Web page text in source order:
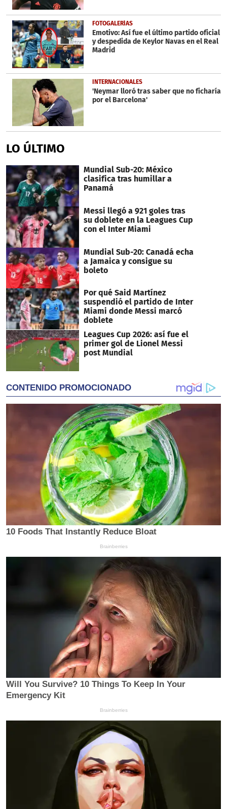
FOTOGALERÍAS
Emotivo: Así fue el último partido oficial
y despedida de Keylor Navas en el Real
Madrid
INTERNACIONALES
'Neymar lloró tras saber que no ficharía
por el Barcelona'
LO ÚLTIMO
Mundial Sub-20: México
clasifica tras humillar a
Panamá
Messi llegó a 921 goles tras
su doblete en la Leagues Cup
con el Inter Miami
Mundial Sub-20: Canadá echa
a Jamaica y consigue su
boleto
Por qué Said Martínez
suspendió el partido de Inter
Miami donde Messi marcó
doblete
Leagues Cup 2026: así fue el
primer gol de Lionel Messi
post Mundial